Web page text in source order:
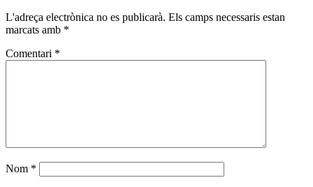
L'adreça electrònica no es publicarà. Els camps necessaris estan
marcats amb *
Comentari *
Nom *